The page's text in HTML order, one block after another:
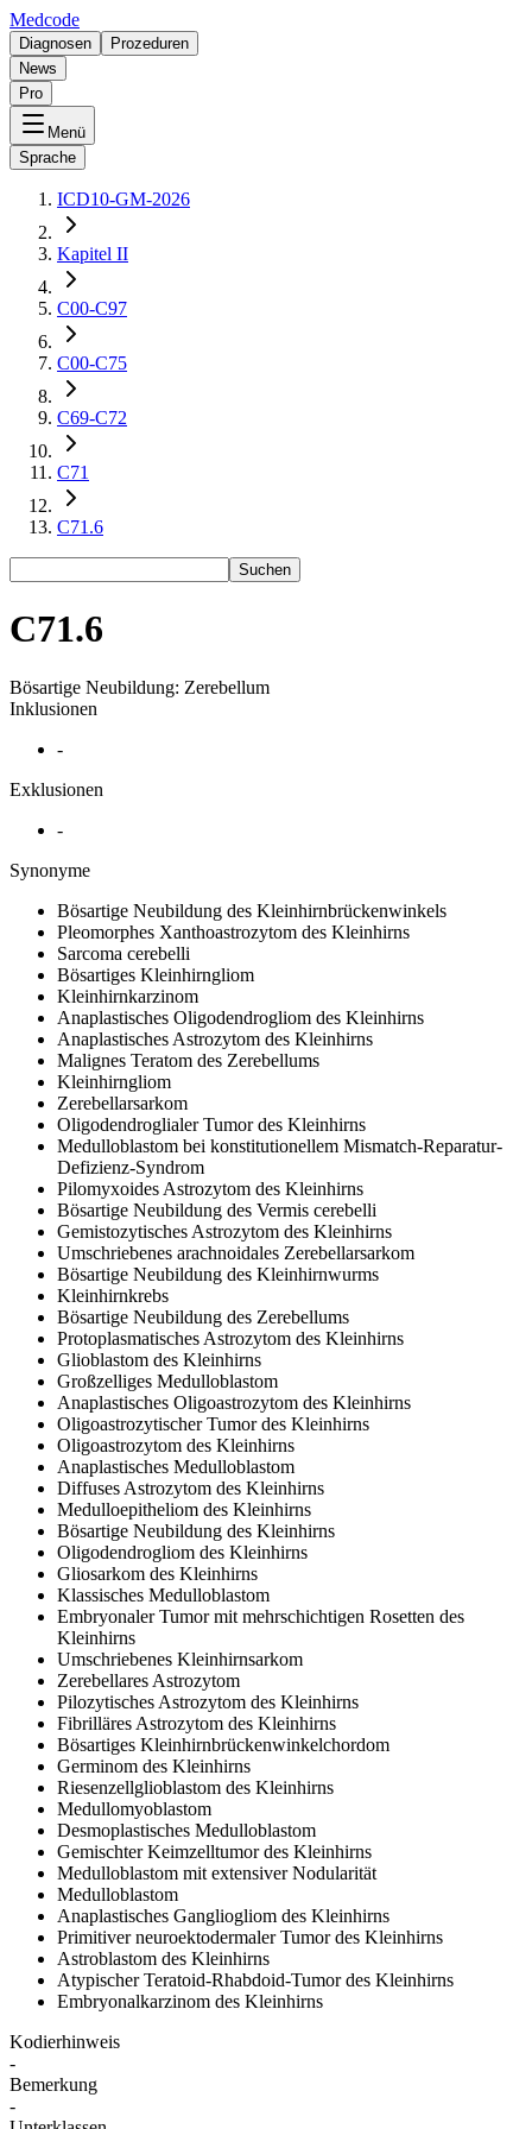
Medcode
Diagnosen
Prozeduren
News
Pro
Menü
Sprache
ICD10-GM-2026
Kapitel II
C00-C97
C00-C75
C69-C72
C71
C71.6
Suchen
C71.6
Bösartige Neubildung: Zerebellum
Inklusionen
-
Exklusionen
-
Synonyme
Bösartige Neubildung des Kleinhirnbrückenwinkels
Pleomorphes Xanthoastrozytom des Kleinhirns
Sarcoma cerebelli
Bösartiges Kleinhirngliom
Kleinhirnkarzinom
Anaplastisches Oligodendrogliom des Kleinhirns
Anaplastisches Astrozytom des Kleinhirns
Malignes Teratom des Zerebellums
Kleinhirngliom
Zerebellarsarkom
Oligodendroglialer Tumor des Kleinhirns
Medulloblastom bei konstitutionellem Mismatch-Reparatur-
Defizienz-Syndrom
Pilomyxoides Astrozytom des Kleinhirns
Bösartige Neubildung des Vermis cerebelli
Gemistozytisches Astrozytom des Kleinhirns
Umschriebenes arachnoidales Zerebellarsarkom
Bösartige Neubildung des Kleinhirnwurms
Kleinhirnkrebs
Bösartige Neubildung des Zerebellums
Protoplasmatisches Astrozytom des Kleinhirns
Glioblastom des Kleinhirns
Großzelliges Medulloblastom
Anaplastisches Oligoastrozytom des Kleinhirns
Oligoastrozytischer Tumor des Kleinhirns
Oligoastrozytom des Kleinhirns
Anaplastisches Medulloblastom
Diffuses Astrozytom des Kleinhirns
Medulloepitheliom des Kleinhirns
Bösartige Neubildung des Kleinhirns
Oligodendrogliom des Kleinhirns
Gliosarkom des Kleinhirns
Klassisches Medulloblastom
Embryonaler Tumor mit mehrschichtigen Rosetten des
Kleinhirns
Umschriebenes Kleinhirnsarkom
Zerebellares Astrozytom
Pilozytisches Astrozytom des Kleinhirns
Fibrilläres Astrozytom des Kleinhirns
Bösartiges Kleinhirnbrückenwinkelchordom
Germinom des Kleinhirns
Riesenzellglioblastom des Kleinhirns
Medullomyoblastom
Desmoplastisches Medulloblastom
Gemischter Keimzelltumor des Kleinhirns
Medulloblastom mit extensiver Nodularität
Medulloblastom
Anaplastisches Gangliogliom des Kleinhirns
Primitiver neuroektodermaler Tumor des Kleinhirns
Astroblastom des Kleinhirns
Atypischer Teratoid-Rhabdoid-Tumor des Kleinhirns
Embryonalkarzinom des Kleinhirns
Kodierhinweis
-
Bemerkung
-